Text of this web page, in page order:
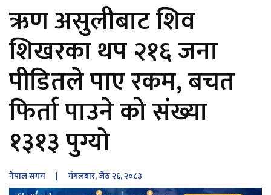
ऋण असुलीबाट शिव
शिखरका थप २१६ जना
पीडितले पाए रकम, बचत
फिर्ता पाउने को संख्या
१३१३ पुग्यो
नेपाल समय | मंगलबार, जेठ २६, २०८३